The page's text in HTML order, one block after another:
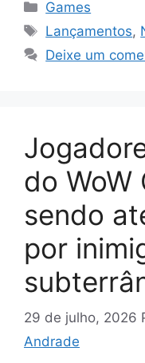
Categorias
Games
Tags
Lançamentos,
Deixe um
do WoW
sendo
por
29 de julho, 2026
Andrade